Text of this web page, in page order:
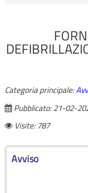
Categoria principale:
Pubblicato: 21-02-
Visite: 787
Avviso